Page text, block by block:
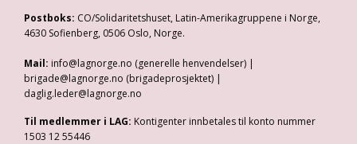
Postboks: CO/Solidaritetshuset, Latin-Amerikagruppene i Norge,
4630 Sofienberg, 0506 Oslo, Norge.
Mail: info@lagnorge.no (generelle henvendelser) |
brigade@lagnorge.no (brigadeprosjektet) |
daglig.leder@lagnorge.no
Til medlemmer i LAG: Kontigenter innbetales til konto nummer
1503 12 55446